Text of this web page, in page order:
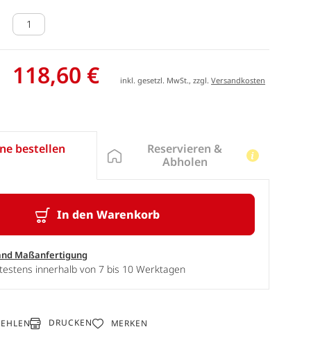
118,60 € inkl. gesetzl. MwSt., zzgl.Versandkosten
bestellen
In den Warenkorb
Maßanfertigung
innerhalb von 7 bis 10 Werktagen
Reservieren &
Abholen
DRUCKEN MERKEN